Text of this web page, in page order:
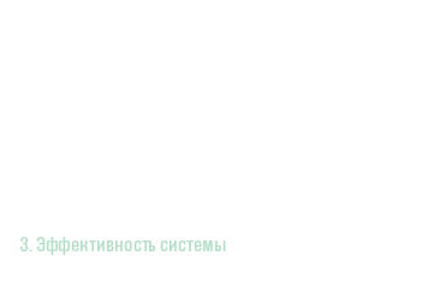
3. Эффективность системы